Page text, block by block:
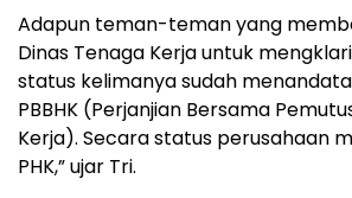
Adapun teman-teman yang
Dinas Tenaga Kerja untuk
status kelimanya sudah
PBBHK (Perjanjian Bersama
Kerja). Secara status perusahaan
PHK,” ujar Tri.